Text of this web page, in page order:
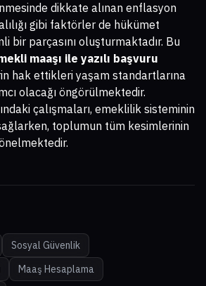
dikkate alınan enflasyon
gibi faktörler de hükümet
bir parçasını oluşturmaktadır. Bu
maaşı ile yazılı başvuru
hak ettikleri yaşam standartlarına
olacağı öngörülmektedir.
çalışmaları, emeklilik sisteminin
toplumun tüm kesimlerinin
Sosyal Güvenlik
Maaş Hesaplama